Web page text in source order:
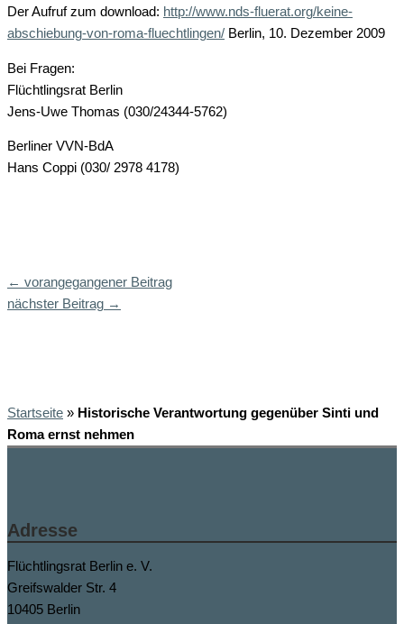
Der Aufruf zum download: http://www.nds-fluerat.org/keine-
abschiebung-von-roma-fluechtlingen/ Berlin, 10. Dezember 2009
Bei Fragen:
Flüchtlingsrat Berlin
Jens-Uwe Thomas (030/24344-5762)
Berliner VVN-BdA
Hans Coppi (030/ 2978 4178)
← vorangegangener Beitrag
nächster Beitrag →
Startseite » Historische Verantwortung gegenüber Sinti und
Roma ernst nehmen
Adresse
Flüchtlingsrat Berlin e. V.
Greifswalder Str. 4
10405 Berlin